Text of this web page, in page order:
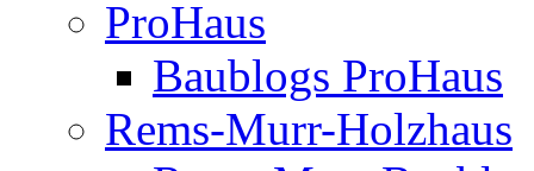
ProHaus
Baublogs ProHaus
Rems-Murr-Holzhaus